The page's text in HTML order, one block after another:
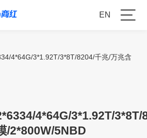
EN
4*64G/3*1.92T/3*8T/8204/千兆/万兆含
4*64G/3*1.92T/3*8T/
/2*800W/5NBD